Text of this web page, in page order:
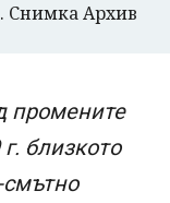
Снимка Архив
промените
близкото